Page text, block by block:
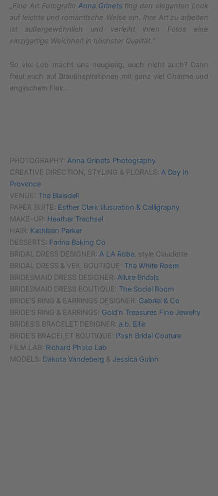
„Fine Art Fotografin Anna Grinets fing den eleganten Look
auf leichte und romantische Weise ein. Ihre Art zu arbeiten
ist außergewöhnlich und verleiht ihren Fotos eine
einzigartige Weichheit in höchster Qualität.“
So viel Lob macht uns neugierig, euch nicht auch? Dann
freut euch auf Brautinspirationen mit ganz viel Charme und
englischem Flair…
PHOTOGRAPHY: Anna Grinets Photography
CREATIVE DIRECTION, STYLING & FLORALS: A Day In
Provence
VENUE: The Blaisdell
PAPER SUITE: Esther Clark Illustration & Calligraphy
MAKE-UP: Heather Trachsel
HAIR: Kathleen Parker
DESSERTS: Farina Baking Co
BRIDAL DRESS DESIGNER: A LA Robe, style Claudette
BRIDAL DRESS & VEIL BOUTIQUE: The White Room
BRIDESMAID DRESS DESIGNER: Allure Bridals
BRIDESMAID DRESS BOUTIQUE: The Social Room
BRIDE’S RING & EARRINGS DESIGNER: Gabriel & Co
BRIDE’S RING & EARRINGS: Gold’n Treasures Fine Jewelry
BRIDES’S BRACELET DESIGNER: a.b. Ellie
BRIDE’S BRACELET BOUTIQUE: Posh Bridal Couture
FILM LAB: Richard Photo Lab
MODELS: Dakota Vandeberg & Jessica Guinn